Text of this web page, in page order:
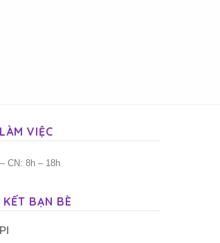
VIỆC
CN: 8h – 18h
KẾT BẠN BÈ